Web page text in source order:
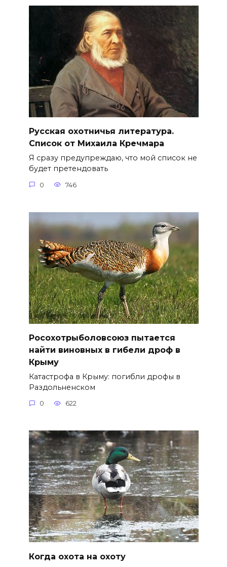
Русская охотничья литература.
Список от Михаила Кречмара
Я сразу предупреждаю, что мой список не
будет претендовать
0 746
Росохотрыболовсоюз пытается
найти виновных в гибели дроф в
Крыму
Катастрофа в Крыму: погибли дрофы в
Раздольненском
0 622
Когда охота на охоту